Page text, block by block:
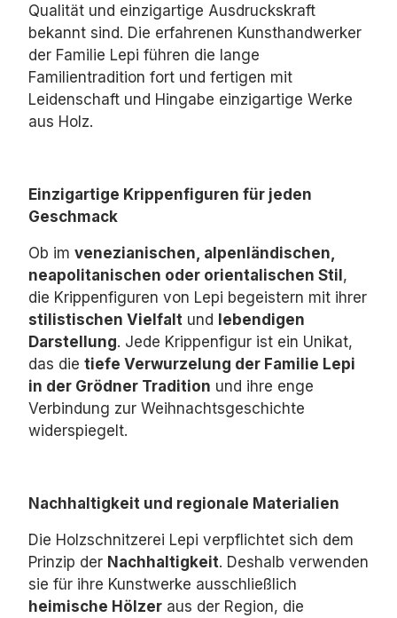
Qualität und einzigartige Ausdruckskraft
bekannt sind. Die erfahrenen Kunsthandwerker
der Familie Lepi führen die lange
Familientradition fort und fertigen mit
Leidenschaft und Hingabe einzigartige Werke
aus Holz.
Einzigartige Krippenfiguren für jeden
Geschmack
Ob im venezianischen, alpenländischen,
neapolitanischen oder orientalischen Stil,
die Krippenfiguren von Lepi begeistern mit ihrer
stilistischen Vielfalt und lebendigen
Darstellung. Jede Krippenfigur ist ein Unikat,
das die tiefe Verwurzelung der Familie Lepi
in der Grödner Tradition und ihre enge
Verbindung zur Weihnachtsgeschichte
widerspiegelt.
Nachhaltigkeit und regionale Materialien
Die Holzschnitzerei Lepi verpflichtet sich dem
Prinzip der Nachhaltigkeit. Deshalb verwenden
sie für ihre Kunstwerke ausschließlich
heimische Hölzer aus der Region, die